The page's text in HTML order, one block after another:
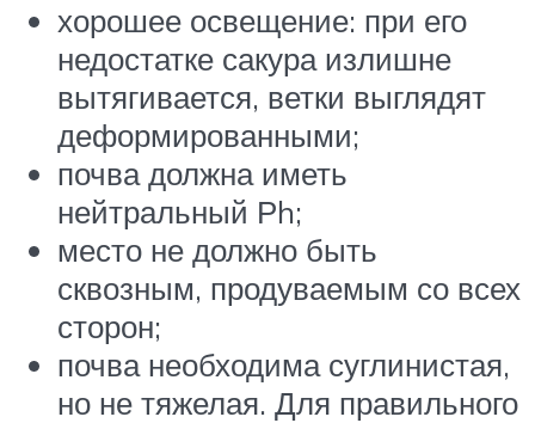
хорошее освещение: при его
недостатке сакура излишне
вытягивается, ветки выглядят
деформированными;
почва должна иметь
нейтральный Рh;
место не должно быть
сквозным, продуваемым со всех
сторон;
почва необходима суглинистая,
но не тяжелая. Для правильного